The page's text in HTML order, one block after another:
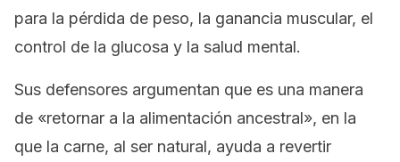
para la pérdida de peso, la ganancia muscular, el
control de la glucosa y la salud mental.
Sus defensores argumentan que es una manera
de «retornar a la alimentación ancestral», en la
que la carne, al ser natural, ayuda a revertir